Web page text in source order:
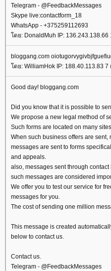
Telegram - @FeedbackMessages
Skype live:contactform_18
WhatsApp - +375259112693
ดย: DonaldMuh IP:
bloggang.com
ดย: WilliamHok IP: 188.40.113.83 7
Good day! bloggang.com
Did you know that it is possible to
We propose a new legal method of
Such forms are located on many
When such business offers are sent,
messages are sent to forms
and appeals.
also, messages sent through
such messages are considered
We offer you to test our service for
messages for you.
The cost of sending one million
This message is created
below to contact us.
Contact us.
Telegram - @FeedbackMessages